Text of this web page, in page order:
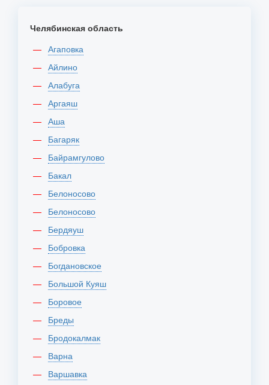
Челябинская область
Агаповка
Айлино
Алабуга
Аргаяш
Аша
Багаряк
Байрамгулово
Бакал
Белоносово
Белоносово
Бердяуш
Бобровка
Богдановское
Большой Куяш
Боровое
Бреды
Бродокалмак
Варна
Варшавка